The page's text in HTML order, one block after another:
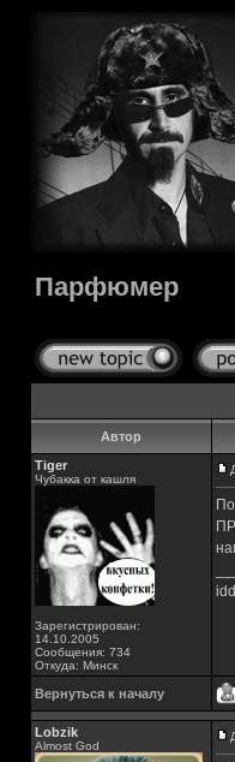
Парфюмер
Автор
Tiger
Чубакка от кашля
Зарегистрирован:
14.10.2005
Сообщения: 734
Откуда: Минск
Вернуться к началу
Lobzik
Almost God